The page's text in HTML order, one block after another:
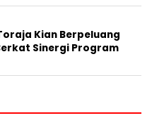
Kian Berpeluang
Sinergi Program